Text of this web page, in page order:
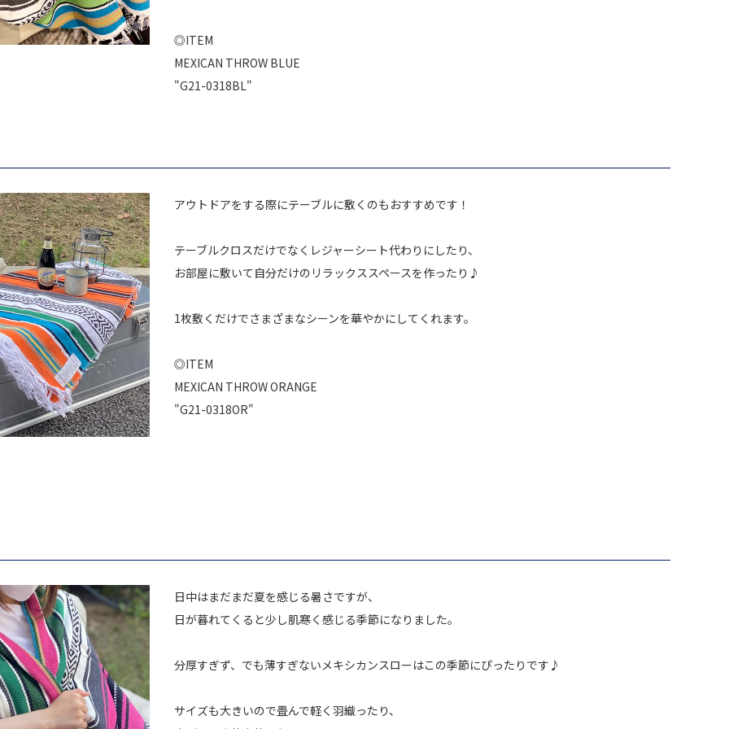
◎ITEM
MEXICAN THROW BLUE
"G21-0318BL"
アウトドアをする際にテーブルに敷くのもおすすめです！
テーブルクロスだけでなくレジャーシート代わりにしたり、
お部屋に敷いて自分だけのリラックススペースを作ったり♪
1枚敷くだけでさまざまなシーンを華やかにしてくれます。
◎ITEM
MEXICAN THROW ORANGE
"G21-0318OR"
日中はまだまだ夏を感じる暑さですが、
日が暮れてくると少し肌寒く感じる季節になりました。
分厚すぎず、でも薄すぎないメキシカンスローはこの季節にぴったりです♪
サイズも大きいので畳んで軽く羽織ったり、